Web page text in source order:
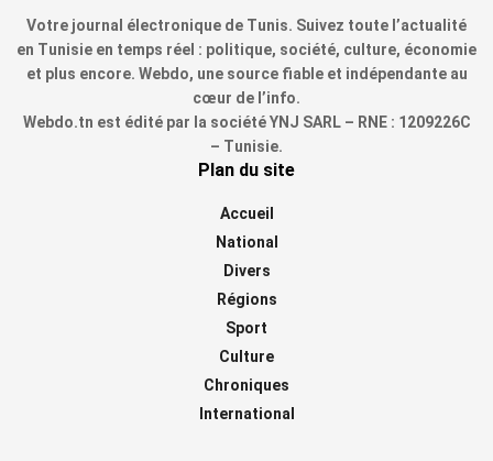
Votre journal électronique de Tunis. Suivez toute l’actualité
en Tunisie en temps réel : politique, société, culture, économie
et plus encore. Webdo, une source fiable et indépendante au
cœur de l’info.
Webdo.tn est édité par la société YNJ SARL – RNE : 1209226C
– Tunisie.
Plan du site
Accueil
National
Divers
Régions
Sport
Culture
Chroniques
International